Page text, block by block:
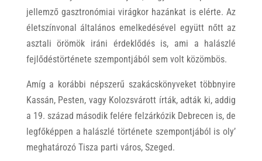
jellemző gasztronómiai virágkor hazánkat is elérte. Az
életszínvonal általános emelkedésével együtt nőtt az
asztali örömök iráni érdeklődés is, ami a halászlé
fejlődéstörténete szempontjából sem volt közömbös.
Amíg a korábbi népszerű szakácskönyveket többnyire
Kassán, Pesten, vagy Kolozsvárott írták, adták ki, addig
a 19. század második felére felzárkózik Debrecen is, de
legfőképpen a halászlé története szempontjából is oly’
meghatározó Tisza parti város, Szeged.